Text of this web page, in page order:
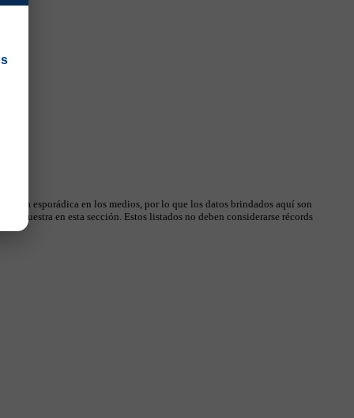
esporádica en los medios, por lo que los datos brindados aquí son
muestra en esta sección. Estos listados no deben considerarse récords